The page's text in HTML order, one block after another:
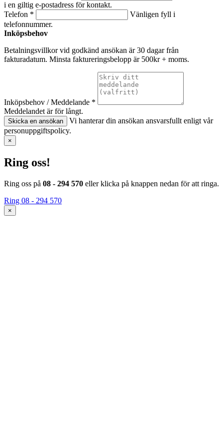
i en giltig e-postadress för kontakt.
Telefon *
Vänligen fyll i
telefonnummer.
Inköpsbehov
Betalningsvillkor vid godkänd ansökan är 30 dagar från
fakturadatum. Minsta faktureringsbelopp är 500kr + moms.
Inköpsbehov / Meddelande *
Meddelandet är för långt.
Skicka en ansökan
Vi hanterar din ansökan ansvarsfullt enligt vår
personuppgiftspolicy.
×
Ring oss!
Ring oss på 08 - 294 570 eller klicka på knappen nedan för att ringa.
Ring 08 - 294 570
×